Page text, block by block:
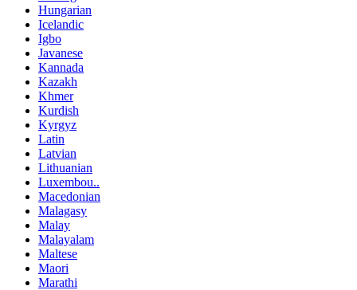
Hungarian
Icelandic
Igbo
Javanese
Kannada
Kazakh
Khmer
Kurdish
Kyrgyz
Latin
Latvian
Lithuanian
Luxembou..
Macedonian
Malagasy
Malay
Malayalam
Maltese
Maori
Marathi